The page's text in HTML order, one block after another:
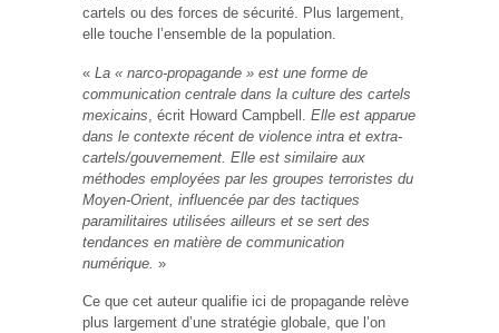
cartels ou des forces de sécurité. Plus largement,
elle touche l’ensemble de la population.
« La « narco-propagande » est une forme de
communication centrale dans la culture des cartels
mexicains , écrit Howard Campbell. Elle est apparue
dans le contexte récent de violence intra et extra-
cartels/gouvernement. Elle est similaire aux
méthodes employées par les groupes terroristes du
Moyen-Orient, influencée par des tactiques
paramilitaires utilisées ailleurs et se sert des
tendances en matière de communication
numérique. »
Ce que cet auteur qualifie ici de propagande relève
plus largement d’une stratégie globale, que l’on